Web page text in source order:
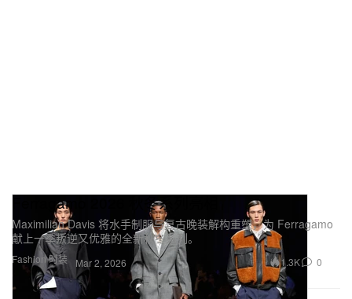
Fashion 时装
Ferragamo 2026 秋冬系列亮相
Maximilian Davis 将水手制服与复古晚装解构重塑，为 Ferragamo
献上一季叛逆又优雅的全新秋冬系列。
Mar 2, 2026 1.3K 0